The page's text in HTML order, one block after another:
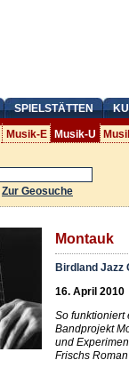
SPIELSTÄTTEN
Musik-E Musik-U
Zur Geosuche
Montauk
Birdland Jazz
16. April 2010
So funktioniert
Bandprojekt
und
Frischs